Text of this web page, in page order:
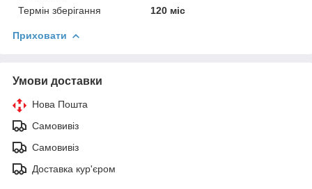
Термін зберігання 120 міс
Приховати
Умови доставки
Нова Пошта
Самовивіз
Самовивіз
Доставка кур'єром